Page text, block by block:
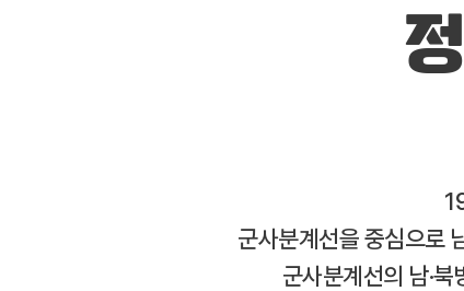
군사분계선을 중심으로
군사분계선의 남·